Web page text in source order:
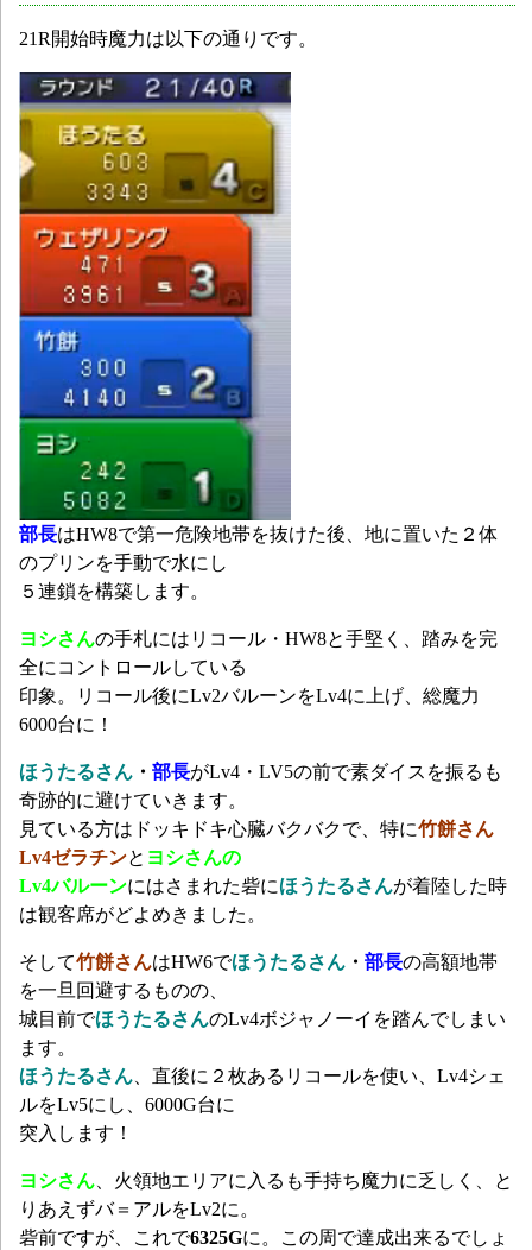
21R開始時魔力は以下の通りです。
部長はHW8で第一危険地帯を抜けた後、地に置いた２体
のプリンを手動で水にし
５連鎖を構築します。
ヨシさんの手札にはリコール・HW8と手堅く、踏みを完
全にコントロールしている
印象。リコール後にLv2バルーンをLv4に上げ、総魔力
6000台に！
ほうたるさん ・ 部長がLv4・LV5の前で素ダイスを振るも
奇跡的に避けていきます。
見ている方はドッキドキ心臓バクバクで、特に竹餅さん
Lv4ゼラチンと ヨシさんの
Lv4バルーンにはさまれた砦にほうたるさんが着陸した時
は観客席がどよめきました。
そして竹餅さんはHW6でほうたるさん ・ 部長の高額地帯
を一旦回避するものの、
城目前でほうたるさんのLv4ボジャノーイを踏んでしまい
ます。
ほうたるさん 、直後に２枚あるリコールを使い、Lv4シェ
ルをLv5にし、6000G台に
突入します！
ヨシさん 、火領地エリアに入るも手持ち魔力に乏しく、と
りあえずバ＝アルをLv2に。
砦前ですが、これで6325Gに。この周で達成出来るでしょ